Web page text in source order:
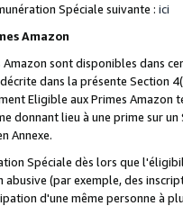
Spéciale suivante : ici
Amazon
Amazon sont disponibles dans
dans la présente Section
Eligible aux Primes Amazon
donnant lieu à une prime sur
Annexe.
Spéciale dès lors que
(par exemple, des
d'une même personne à